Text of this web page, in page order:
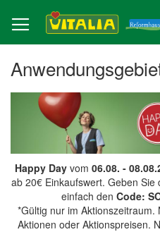
zum
Inhalt
Happy Dayvom 06.08. -
ab 20€ Einkaufswert. Geben
einfach den Code:
*Gültig nur im
Aktionen oder Aktionspreisen.